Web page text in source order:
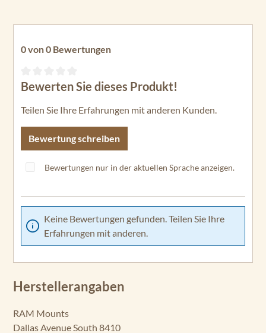
0 von 0 Bewertungen
Durchschnittliche Bewertung von 0 von 5 Sternen
Bewerten Sie dieses Produkt!
Teilen Sie Ihre Erfahrungen mit anderen Kunden.
Bewertung schreiben
Bewertungen nur in der aktuellen Sprache anzeigen.
Keine Bewertungen gefunden. Teilen Sie Ihre
Erfahrungen mit anderen.
Herstellerangaben
RAM Mounts
Dallas Avenue South 8410